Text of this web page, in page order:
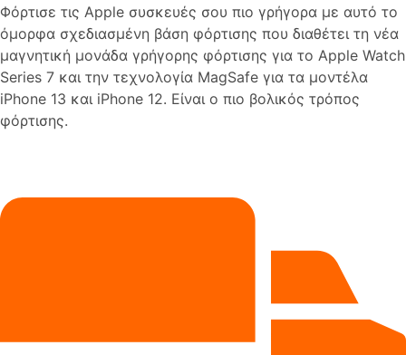
Φόρτισε τις Apple συσκευές σου πιο γρήγορα με αυτό το
όμορφα σχεδιασμένη βάση φόρτισης που διαθέτει τη νέα
μαγνητική μονάδα γρήγορης φόρτισης για το Apple Watch
Series 7 και την τεχνολογία MagSafe για τα μοντέλα
iPhone 13 και iPhone 12. Είναι ο πιο βολικός τρόπος
φόρτισης.